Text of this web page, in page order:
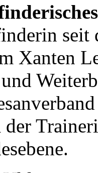
seit
Xanten
der